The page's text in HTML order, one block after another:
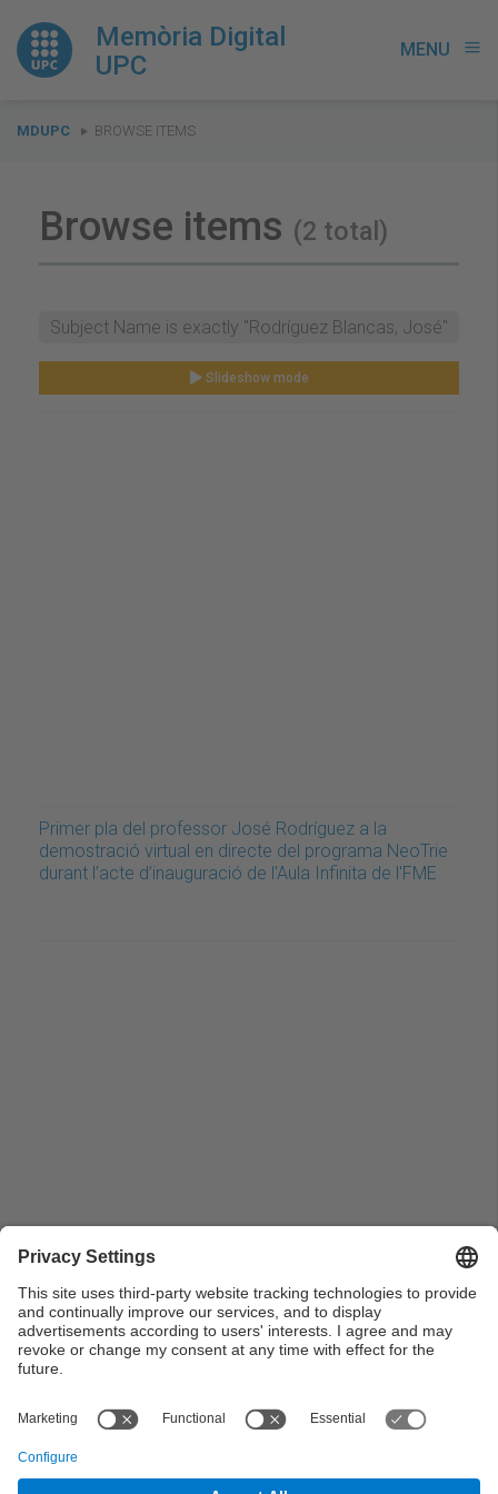
Memòria Digital
UPC
MENU menu
You
MDUPC BROWSE ITEMS
Browse items (2 total)
Subject Name is exactly "Rodríguez Blancas, José"
Slideshow mode
Primer pla del professor José Rodríguez a la
demostració virtual en directe del programa NeoTrie
durant l’acte d’inauguració de l'Aula Infinita de l'FME
Pla mitjà del degà Jordi Guàrdia i els professors
Antonio Susin i José Luis Rodríguez durant l'acte